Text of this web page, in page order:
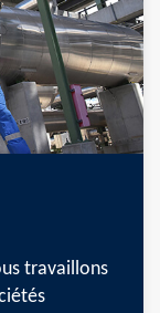
travaillons